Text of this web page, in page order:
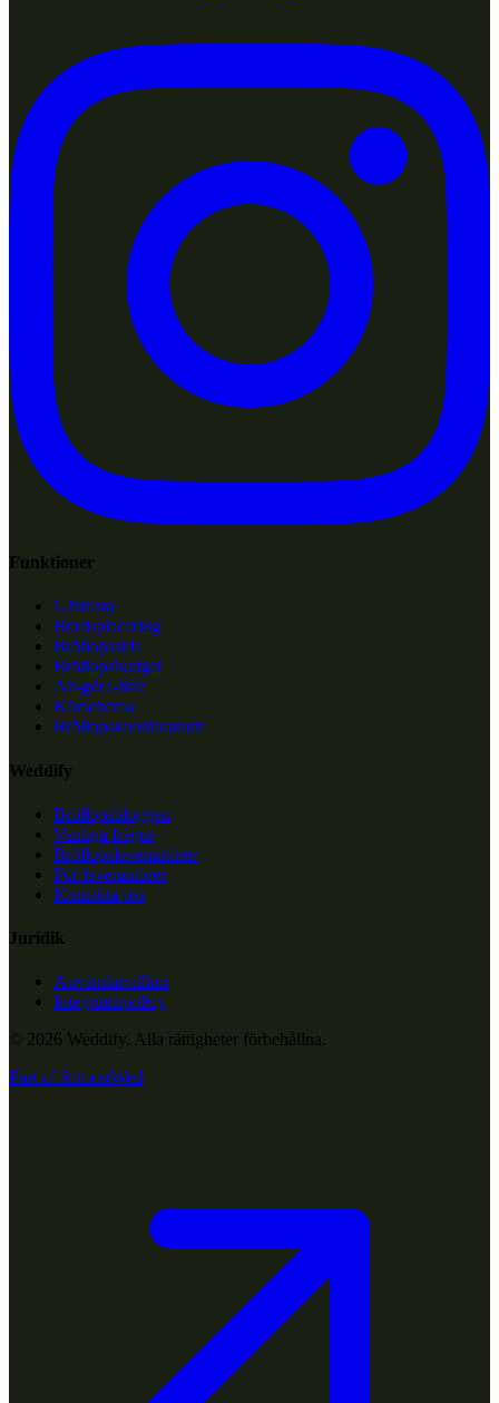
Funktioner
Gästlista
Bordsplacering
Bröllopssida
Bröllopsbudget
Att-göra-lista
Körschema
Bröllopskoordinatorn
Weddify
Bröllopsbloggen
Vanliga frågor
Bröllopsleverantörer
För leverantörer
Kontakta oss
Juridik
Användarvillkor
Integritetspolicy
© 2026 Weddify. Alla rättigheter förbehållna.
Part ofAlmostWed